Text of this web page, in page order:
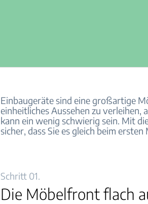
Einbaugeräte sind eine großartige
einheitliches Aussehen zu
kann ein wenig schwierig sein. Mit
sicher, dass Sie es gleich beim
Schritt 01.
Die Möbelfront flach